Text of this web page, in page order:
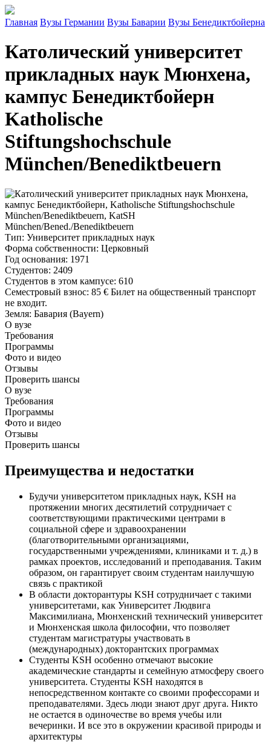
Главная Вузы Германии Вузы Баварии Вузы Бенедиктбойерна
Католический университет
прикладных наук Мюнхена,
кампус Бенедиктбойерн
Katholische
Stiftungshochschule
München/Benediktbeuern
Тип: Университет прикладных наук
Форма собственности: Церковный
Год основания: 1971
Студентов: 2409
Студентов в этом кампусе: 610
Семестровый взнос: 85 € Билет на общественный транспорт
не входит.
Земля: Бавария (Bayern)
О вузе
Требования
Программы
Фото и видео
Отзывы
Проверить шансы
О вузе
Требования
Программы
Фото и видео
Отзывы
Проверить шансы
Преимущества и недостатки
Будучи университетом прикладных наук, KSH на
протяжении многих десятилетий сотрудничает с
соответствующими практическими центрами в
социальной сфере и здравоохранении
(благотворительными организациями,
государственными учреждениями, клиниками и т. д.) в
рамках проектов, исследований и преподавания. Таким
образом, он гарантирует своим студентам наилучшую
связь с практикой
В области докторантуры KSH сотрудничает с такими
университетами, как Университет Людвига
Максимилиана, Мюнхенский технический университет
и Мюнхенская школа философии, что позволяет
студентам магистратуры участвовать в
(международных) докторантских программах
Студенты KSH особенно отмечают высокие
академические стандарты и семейную атмосферу своего
университета. Студенты KSH находятся в
непосредственном контакте со своими профессорами и
преподавателями. Здесь люди знают друг друга. Никто
не остается в одиночестве во время учебы или
вечеринки. И все это в окружении красивой природы и
архитектуры